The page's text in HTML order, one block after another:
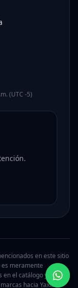
(UTC -5)
en este sitio
meramente
el catálogo y no
hacia Yaxa.